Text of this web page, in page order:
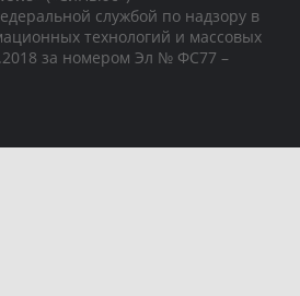
службой по надзору в
технологий и массовых
за номером Эл № ФС77 –